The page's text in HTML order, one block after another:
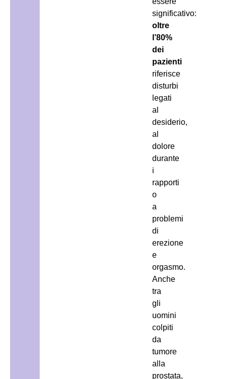
significativo:
oltre
l’80%
dei
pazienti
riferisce
disturbi
legati
al
desiderio,
al
dolore
durante
i
rapporti
o
a
problemi
di
erezione
e
orgasmo.
Anche
tra
gli
uomini
colpiti
da
tumore
alla
prostata,